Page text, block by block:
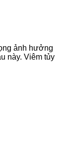
ảnh hưởng
này. Viêm tủy